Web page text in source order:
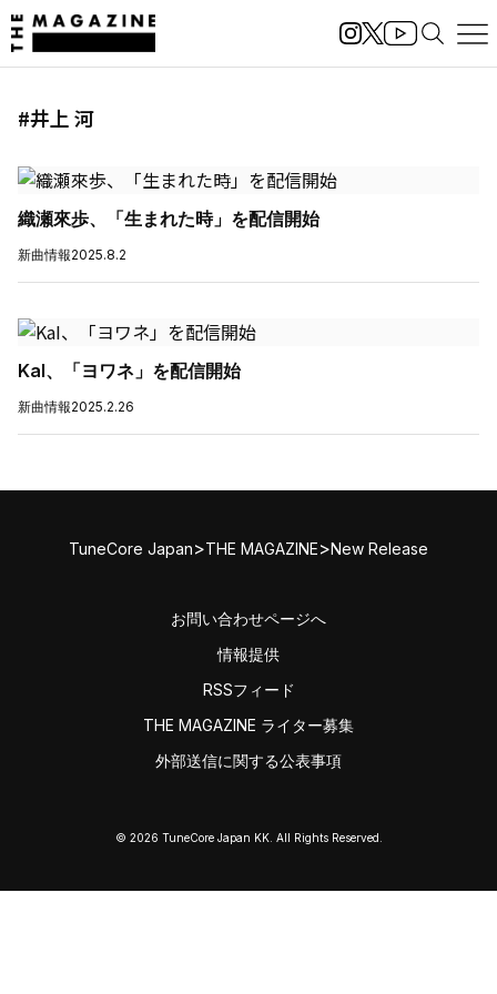
#井上 河
織瀬來歩、「生まれた時」を配信開始
新曲情報2025.8.2
KaI、「ヨワネ」を配信開始
新曲情報2025.2.26
TuneCore Japan>THE MAGAZINE>New Release
お問い合わせページへ
情報提供
RSSフィード
THE MAGAZINE ライター募集
外部送信に関する公表事項
© 2026 TuneCore Japan KK. All Rights Reserved.